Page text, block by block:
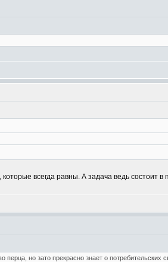
всегда равны. А задача ведь состоит в
но зато прекрасно знает о потребительских